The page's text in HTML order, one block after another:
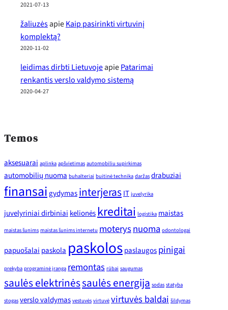
2021-07-13
žaliuzėsapieKaip pasirinkti virtuvinį
komplektą?
2020-11-02
leidimas dirbti LietuvojeapiePatarimai
renkantis verslo valdymo sistemą
2020-04-27
Temos
aksesuarai aplinka apšvietimas automobiliu supirkimas
automobilių nuoma buhalteriai buitinė technika daržas drabuziai
finansai gydymasinterjerasIT juvelyrika
juvelyriniai dirbiniai kelionės kreditai logistika maistas
maistas šunims maistas šunims internetu moterysnuoma odontologai
papuošalai paskola paskolospaslaugospinigai
prekyba programinė įranga remontas rūbai saugumas
saulės elektrinėssaulės energija sodas statyba
stogas verslo valdymas vestuvės virtuvė virtuvės baldai šildymas